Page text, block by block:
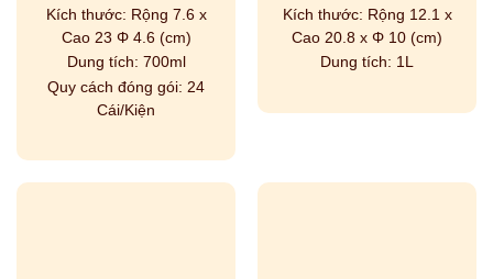
Kích thước: Rộng 7.6 x
Cao 23 Φ 4.6 (cm)
Dung tích: 700ml
Quy cách đóng gói: 24
Cái/Kiện
Kích thước: Rộng 12.1 x
Cao 20.8 x Φ 10 (cm)
Dung tích: 1L